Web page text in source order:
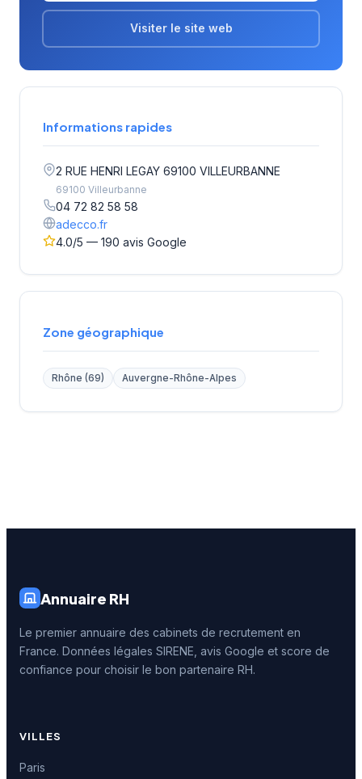
Visiter le site web
Informations rapides
2 RUE HENRI LEGAY 69100 VILLEURBANNE
69100 Villeurbanne
04 72 82 58 58
adecco.fr
4.0/5 — 190 avis Google
Zone géographique
Rhône (69) Auvergne-Rhône-Alpes
Annuaire RH
Le premier annuaire des cabinets de recrutement en
France. Données légales SIRENE, avis Google et score de
confiance pour choisir le bon partenaire RH.
VILLES
Paris